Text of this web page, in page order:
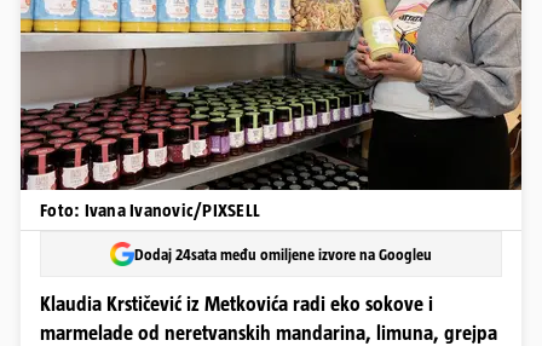
Foto: Ivana Ivanovic/PIXSELL
Dodaj 24sata među omiljene izvore na Googleu
Klaudia Krstičević iz Metkovića radi eko sokove i
marmelade od neretvanskih mandarina, limuna, grejpa